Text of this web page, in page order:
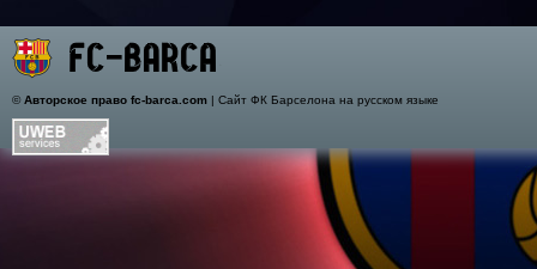
©Авторское право fc-barca.com| Сайт ФК Барселона на русском языке